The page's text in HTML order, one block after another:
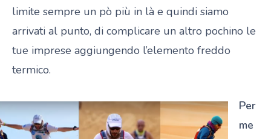
limite sempre un pò più in là e quindi siamo
arrivati al punto, di complicare un altro pochino le
tue imprese aggiungendo l’elemento freddo
termico.
Per
me